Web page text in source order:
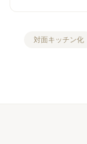
対面キッチン化